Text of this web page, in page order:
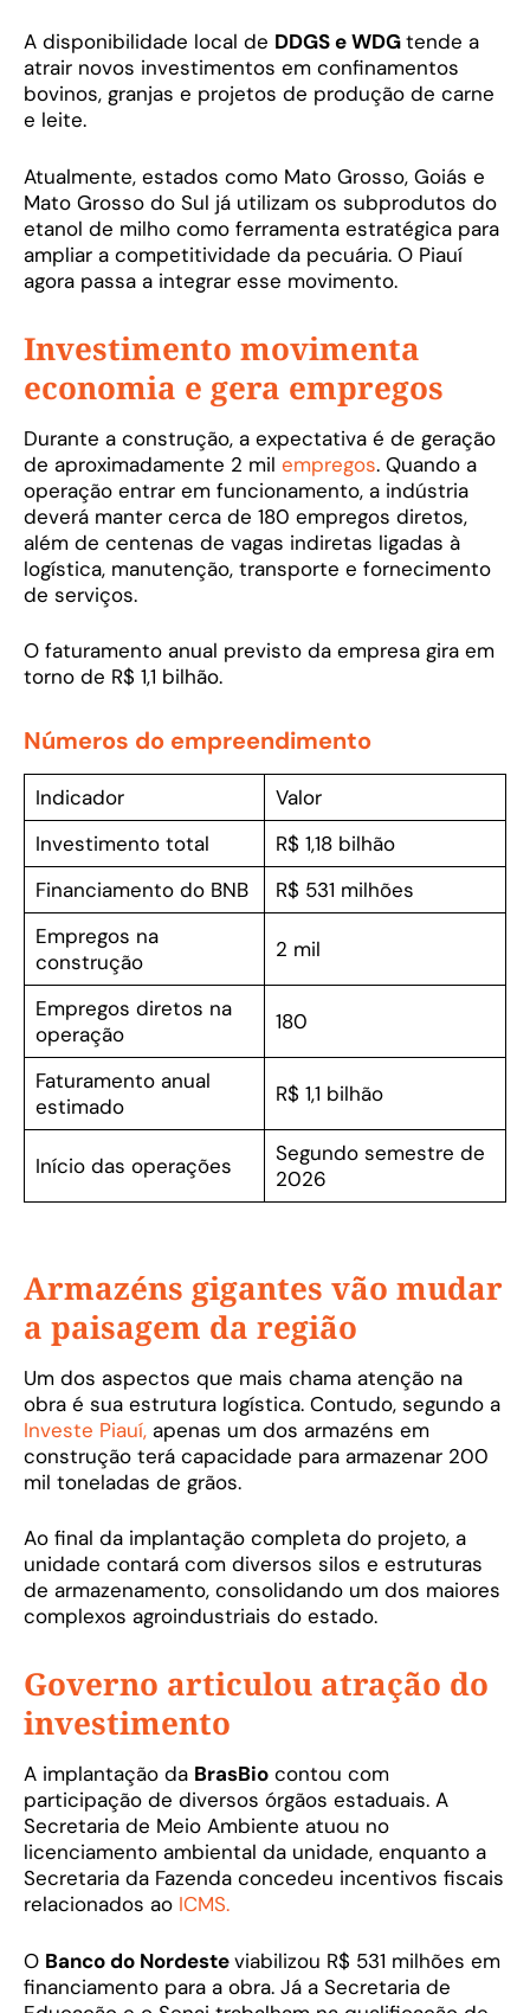
A disponibilidade local de DDGS e WDGtende a
atrair novos investimentos em confinamentos
bovinos, granjas e projetos de produção de carne
e leite.
Atualmente, estados como Mato Grosso, Goiás e
Mato Grosso do Sul já utilizam os subprodutos do
etanol de milho como ferramenta estratégica para
ampliar a competitividade da pecuária. O Piauí
agora passa a integrar esse movimento.
Investimento movimenta
economia e gera empregos
Durante a construção, a expectativa é de geração
de aproximadamente 2 mil empregos. Quando a
operação entrar em funcionamento, a indústria
deverá manter cerca de 180 empregos diretos,
além de centenas de vagas indiretas ligadas à
logística, manutenção, transporte e fornecimento
de serviços.
O faturamento anual previsto da empresa gira em
torno de R$ 1,1 bilhão.
Números do empreendimento
Indicador
Valor
Investimento total
R$ 1,18 bilhão
Financiamento do BNB
R$ 531 milhões
Empregos na
construção
2 mil
Empregos diretos na
operação
180
Faturamento anual
estimado
R$ 1,1 bilhão
Início das operações
Segundo semestre de
2026
Armazéns gigantes vão mudar
a paisagem da região
Um dos aspectos que mais chama atenção na
obra é sua estrutura logística. Contudo, segundo a
Investe Piauí, apenas um dos armazéns em
construção terá capacidade para armazenar 200
mil toneladas de grãos.
Ao final da implantação completa do projeto, a
unidade contará com diversos silos e estruturas
de armazenamento, consolidando um dos maiores
complexos agroindustriais do estado.
Governo articulou atração do
investimento
A implantação da BrasBio contou com
participação de diversos órgãos estaduais. A
Secretaria de Meio Ambiente atuou no
licenciamento ambiental da unidade, enquanto a
Secretaria da Fazenda concedeu incentivos fiscais
relacionados ao ICMS.
O Banco do Nordesteviabilizou R$ 531 milhões em
financiamento para a obra. Já a Secretaria de